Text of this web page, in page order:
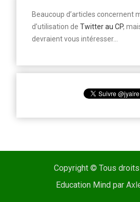
Beaucoup d’articles concernent
d’utilisation de Twitter au CP,
devraient vous intéresser…
Copyright © Tous
Education Mind par